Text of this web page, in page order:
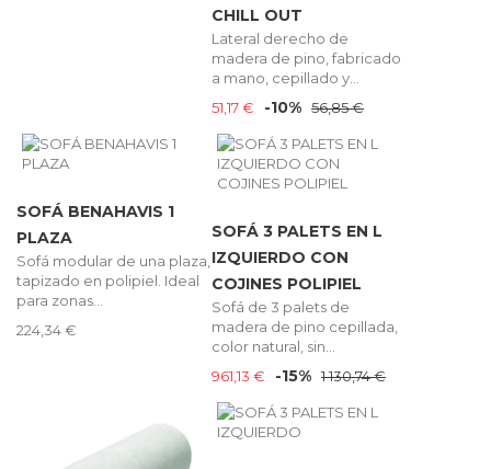
CHILL OUT
Lateral derecho de
madera de pino, fabricado
a mano, cepillado y...
51,17 €
-10% 56,85 €
SOFÁ BENAHAVIS 1
PLAZA
Sofá modular de una plaza,
tapizado en polipiel. Ideal
para zonas...
224,34 €
SOFÁ 3 PALETS EN L
IZQUIERDO CON
COJINES POLIPIEL
Sofá de 3 palets de
madera de pino cepillada,
color natural, sin...
961,13 €
-15% 1 130,74 €